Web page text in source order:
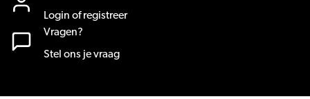
Login of registreer
Vragen?
Stel ons je vraag